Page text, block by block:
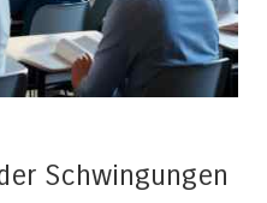
Schwingungen